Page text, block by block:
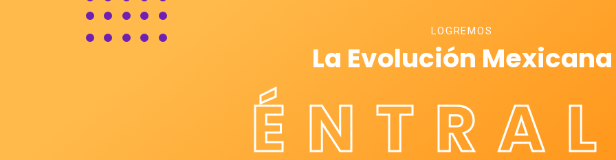
LOGREMOS
La Evolución Mexicana